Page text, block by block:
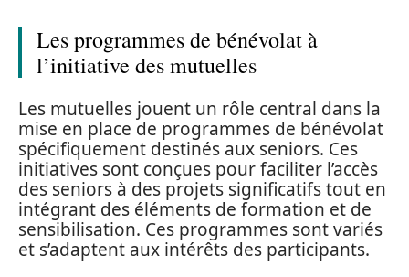
Les programmes de bénévolat à
l’initiative des mutuelles
Les mutuelles jouent un rôle central dans la
mise en place de programmes de bénévolat
spécifiquement destinés aux seniors. Ces
initiatives sont conçues pour faciliter l’accès
des seniors à des projets significatifs tout en
intégrant des éléments de formation et de
sensibilisation. Ces programmes sont variés
et s’adaptent aux intérêts des participants.